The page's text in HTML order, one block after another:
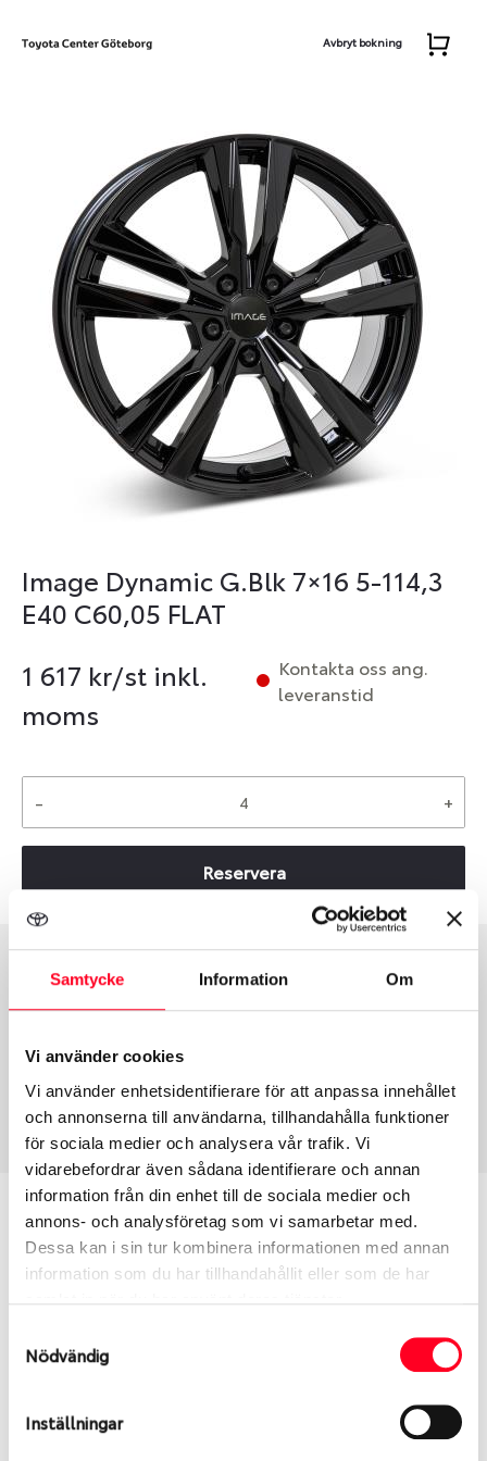
Samtycke Information Om
Vi använder cookies
Vi använder enhetsidentifierare för att anpassa innehållet
och annonserna till användarna, tillhandahålla funktioner
för sociala medier och analysera vår trafik. Vi
vidarebefordrar även sådana identifierare och annan
information från din enhet till de sociala medier och
annons- och analysföretag som vi samarbetar med.
Dessa kan i sin tur kombinera informationen med annan
information som du har tillhandahållit eller som de har
Nödvändig
Inställningar
Avbryt bokning
Image Dynamic G.Blk 7×16 5-114,3
E40 C60,05 FLAT
1 617 kr/st inkl.
moms
Kontakta oss ang.
leveranstid
- +
Reservera
Group
Fälg PV/C LM
Tum
16
40
Centre Diameter
114.3
Art nummer
6374
Passar denna fälg min bil?
Ange registreringsnummer för att se om den fälg
Ibland kan fälgen ha bytts ut under årens lopp och
inte vara samma dimension som bilen hade ut från